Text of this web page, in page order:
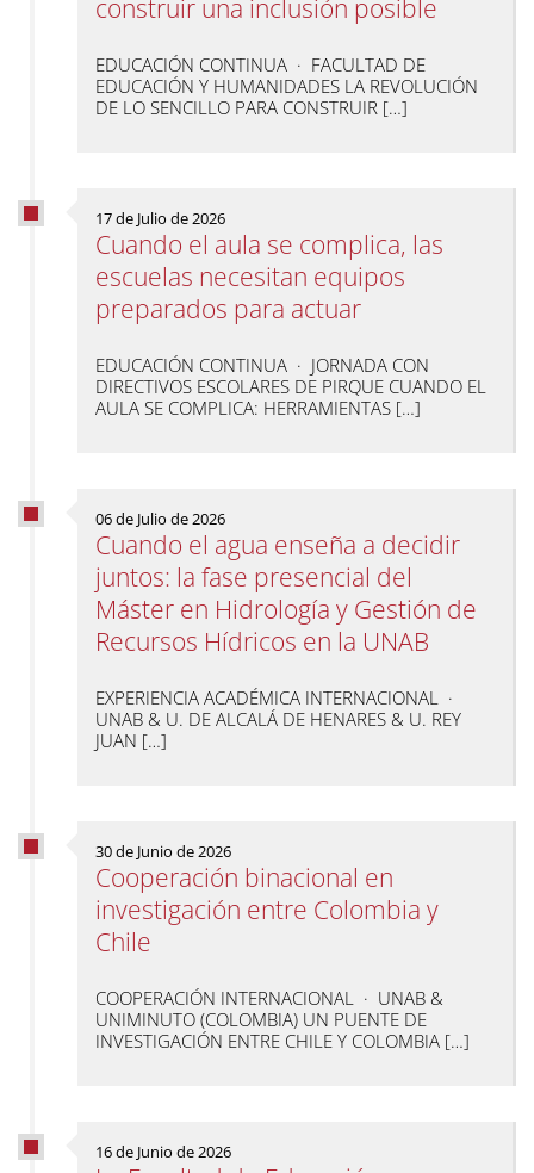
construir una inclusión posible
EDUCACIÓN CONTINUA · FACULTAD DE
EDUCACIÓN Y HUMANIDADES LA REVOLUCIÓN
DE LO SENCILLO PARA CONSTRUIR […]
17 de Julio de 2026
Cuando el aula se complica, las
escuelas necesitan equipos
preparados para actuar
EDUCACIÓN CONTINUA · JORNADA CON
DIRECTIVOS ESCOLARES DE PIRQUE CUANDO EL
AULA SE COMPLICA: HERRAMIENTAS […]
06 de Julio de 2026
Cuando el agua enseña a decidir
juntos: la fase presencial del
Máster en Hidrología y Gestión de
Recursos Hídricos en la UNAB
EXPERIENCIA ACADÉMICA INTERNACIONAL ·
UNAB & U. DE ALCALÁ DE HENARES & U. REY
JUAN […]
30 de Junio de 2026
Cooperación binacional en
investigación entre Colombia y
Chile
COOPERACIÓN INTERNACIONAL · UNAB &
UNIMINUTO (COLOMBIA) UN PUENTE DE
INVESTIGACIÓN ENTRE CHILE Y COLOMBIA […]
16 de Junio de 2026